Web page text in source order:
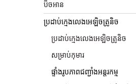
ប៊ិចអាន
ប្រដាប់ក្មេងលេងអេឡិចត្រូនិច
ប្រដាប់ក្មេងលេងអេឡិចត្រូនិច
សម្រាប់កុមារ
ផ្ទាំងរូបភាពជញ្ជាំងអន្តរកម្ម